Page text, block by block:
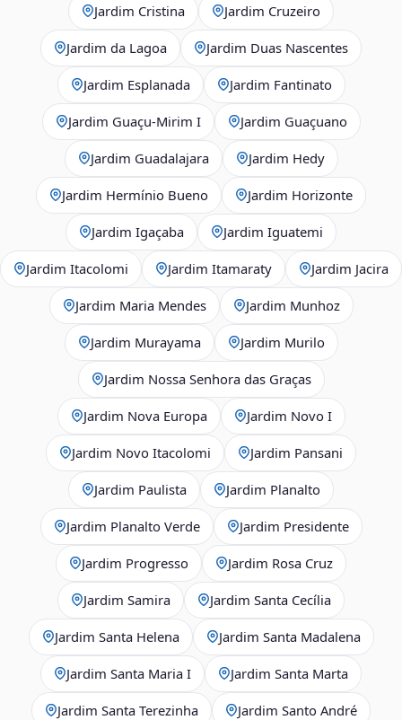
Jardim Cristina Jardim Cruzeiro
Jardim da Lagoa Jardim Duas Nascentes
Jardim Esplanada Jardim Fantinato
Jardim Guaçu‑Mirim I Jardim Guaçuano
Jardim Guadalajara Jardim Hedy
Jardim Hermínio Bueno Jardim Horizonte
Jardim Igaçaba Jardim Iguatemi
Jardim Itacolomi Jardim Itamaraty Jardim Jacira
Jardim Maria Mendes Jardim Munhoz
Jardim Murayama Jardim Murilo
Jardim Nossa Senhora das Graças
Jardim Nova Europa Jardim Novo I
Jardim Novo Itacolomi Jardim Pansani
Jardim Paulista Jardim Planalto
Jardim Planalto Verde Jardim Presidente
Jardim Progresso Jardim Rosa Cruz
Jardim Samira Jardim Santa Cecília
Jardim Santa Helena Jardim Santa Madalena
Jardim Santa Maria I Jardim Santa Marta
Jardim Santa Terezinha Jardim Santo André